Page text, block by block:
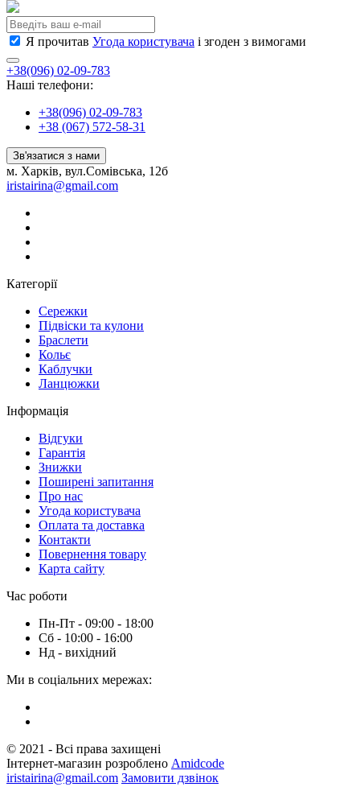
Я прочитав Угода користувача і згоден з вимогами
+38(096) 02-09-783
Наші телефони:
+38(096) 02-09-783
+38 (067) 572-58-31
Зв'язатися з нами
м. Харків, вул.Сомівська, 12б
iristairina@gmail.com
Категорії
Сережки
Підвіски та кулони
Браслети
Кольє
Каблучки
Ланцюжки
Інформація
Вiдгуки
Гарантія
Знижки
Поширені запитання
Про нас
Угода користувача
Оплата та доставка
Контакти
Повернення товару
Карта сайту
Час роботи
Пн-Пт - 09:00 - 18:00
Сб - 10:00 - 16:00
Нд - вихiдний
Ми в соціальних мережах:
© 2021 - Всі права захищені
Інтернет-магазин розроблено Amidcode
iristairina@gmail.com Замовити дзвінок